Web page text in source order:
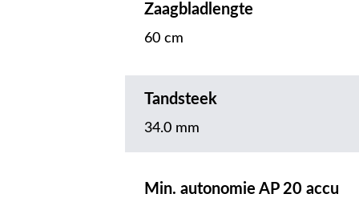
Zaagbladlengte
60 cm
Tandsteek
34.0 mm
Min. autonomie AP 20 accu